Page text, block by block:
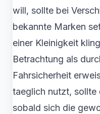
will, sollte bei
bekannte Marken
einer Kleinigkeit
Betrachtung als
Fahrsicherheit
taeglich nutzt, sollte
sobald sich die